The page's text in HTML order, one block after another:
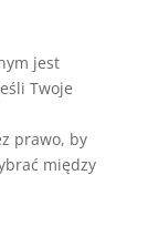
jest
Twoje
prawo, by
między